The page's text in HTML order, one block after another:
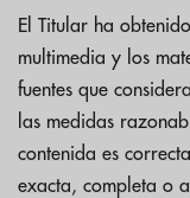
El Titular ha
multimedia y los
fuentes que
las medidas
contenida es
exacta, completa o